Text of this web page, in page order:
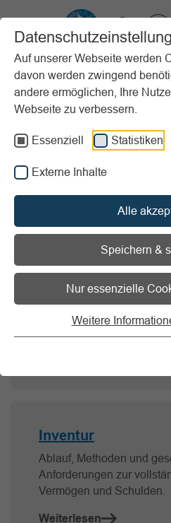
Auf unserer Webseite werden
davon werden zwingend
andere ermöglichen, Ihre
Webseite zu verbessern.
Essenziell Statistiken
Externe Inhalte
Alle
Speichern &
Nur essenzielle
Weitere
Startseite Vereinsmanagement
Die Inventur
Vorlesen
Informationen zum
Die Inventur
Inventar
Was dazugehört, wie es
es für Inventur,
Nachweise wichtig ist.
Inventur
Ablauf, Methoden und
Anforderungen zur
Vermögen und Schulden.
Weiterlesen